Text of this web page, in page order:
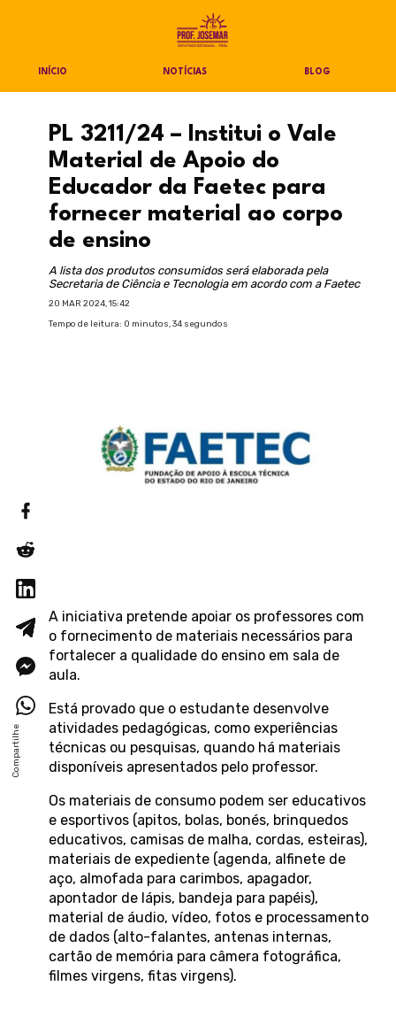
INÍCIO NOTÍCIAS BLOG
PL 3211/24 – Institui o Vale
Material de Apoio do
Educador da Faetec para
fornecer material ao corpo
de ensino
A lista dos produtos consumidos será elaborada pela
Secretaria de Ciência e Tecnologia em acordo com a Faetec
20 MAR 2024, 15:42
Tempo de leitura: 0 minutos, 34 segundos
A iniciativa pretende apoiar os professores com
o fornecimento de materiais necessários para
fortalecer a qualidade do ensino em sala de
aula.
Está provado que o estudante desenvolve
atividades pedagógicas, como experiências
técnicas ou pesquisas, quando há materiais
disponíveis apresentados pelo professor.
Os materiais de consumo podem ser educativos
e esportivos (apitos, bolas, bonés, brinquedos
educativos, camisas de malha, cordas, esteiras),
materiais de expediente (agenda, alfinete de
aço, almofada para carimbos, apagador,
apontador de lápis, bandeja para papéis),
material de áudio, vídeo, fotos e processamento
de dados (alto-falantes, antenas internas,
cartão de memória para câmera fotográfica,
filmes virgens, fitas virgens).